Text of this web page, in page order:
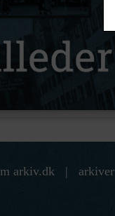
arkiv.dk | arkiver